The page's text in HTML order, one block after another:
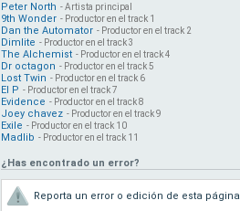
Peter North - Artista principal
9th Wonder - Productor en el track 1
Dan the Automator - Productor en el track 2
Dimlite - Productor en el track 3
The Alchemist - Productor en el track 4
Dr octagon - Productor en el track 5
Lost Twin - Productor en el track 6
El P - Productor en el track 7
Evidence - Productor en el track 8
Joey chavez - Productor en el track 9
Exile - Productor en el track 10
Madlib - Productor en el track 11
¿Has encontrado un error?
Reporta un error o edición de esta página